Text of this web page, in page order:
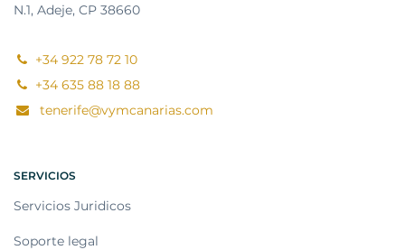
N.1, Adeje, CP 38660
+34 922 78 72 10
+34 635 88 18 88
tenerife@vymcanarias.com
SERVICIOS
Servicios Juridicos
Soporte legal